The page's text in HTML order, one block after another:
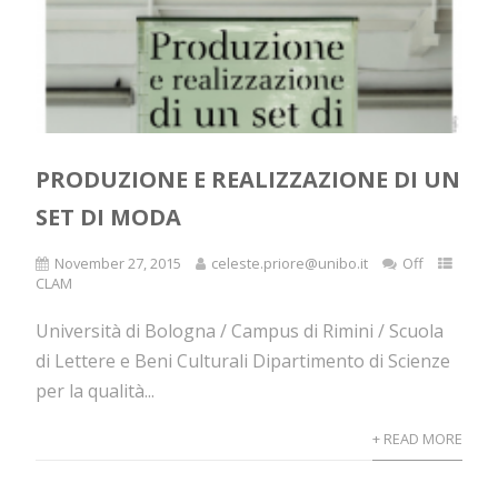
PRODUZIONE E REALIZZAZIONE DI UN
SET DI MODA
November 27, 2015 celeste.priore@unibo.it
Off
CLAM
Università di Bologna / Campus di Rimini / Scuola
di Lettere e Beni Culturali Dipartimento di Scienze
per la qualità...
+ READ MORE